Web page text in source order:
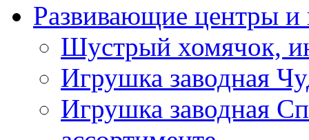
Развивающие центры и
Шустрый хомячок,
Игрушка заводная
Игрушка заводная